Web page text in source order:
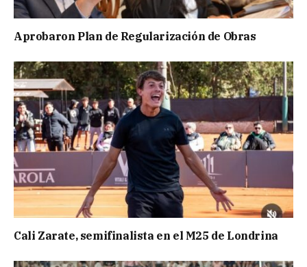
Aprobaron Plan de Regularización de Obras
Cali Zarate, semifinalista en el M25 de Londrina